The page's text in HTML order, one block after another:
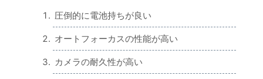
圧倒的に電池持ちが良い
オートフォーカスの性能が高い
カメラの耐久性が高い